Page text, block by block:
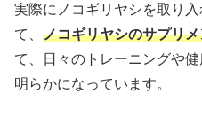
実際にノコギリヤシを取り
て、 ノコギリヤシのサプリ
て、日々のトレーニングや
明らかになっています。